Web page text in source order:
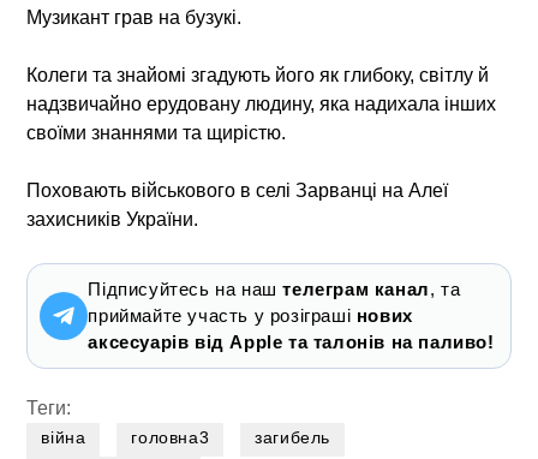
Музикант грав на бузукі.
Колеги та знайомі згадують його як глибоку, світлу й
надзвичайно ерудовану людину, яка надихала інших
своїми знаннями та щирістю.
Поховають військового в селі Зарванці на Алеї
захисників України.
Підписуйтесь на наштелеграм канал, та
приймайте участь у розіграші нових
аксесуарів від Apple та талонів на паливо!
Теги:
війна головна3
загибель